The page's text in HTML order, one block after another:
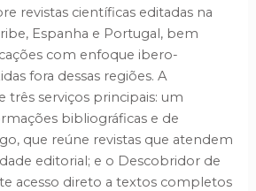
revistas científicas editadas na
Espanha e Portugal, bem
com enfoque ibero-
fora dessas regiões. A
três serviços principais: um
bibliográficas e de
que reúne revistas que atendem
editorial; e o Descobridor de
acesso direto a textos completos